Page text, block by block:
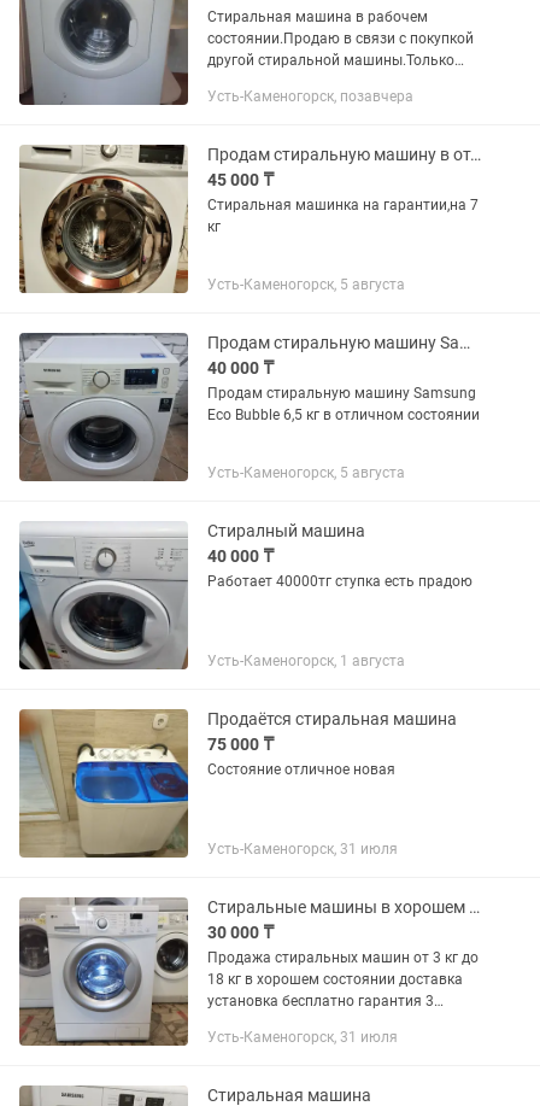
Стиральная машина в рабочем
состоянии.Продаю в связи с покупкой
другой стиральной машины.Только
Усть-Каменогорск, позавчера
Продам стиральную машину в отличном состоянии,на гарантии
45 000 ₸
Стиральная машинка на гарантии,на 7
кг
Усть-Каменогорск, 5 августа
Продам стиральную машину Samsung Eco Bubble 6,5 кг
40 000 ₸
Продам стиральную машину Samsung
Eco Bubble 6,5 кг в отличном состоянии
Усть-Каменогорск, 5 августа
Стиралный машина
40 000 ₸
Работает 40000тг ступка есть прадою
Усть-Каменогорск, 1 августа
Продаётся стиральная машина
75 000 ₸
Состояние отличное новая
Усть-Каменогорск, 31 июля
Стиральные машины в хорошем состоянии
30 000 ₸
Продажа стиральных машин от 3 кг до
18 кг в хорошем состоянии доставка
установка бесплатно гарантия 3
Усть-Каменогорск, 31 июля
Стиральная машина